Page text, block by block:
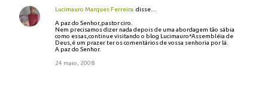
Lucimauro Marques Ferreira. disse…
A paz do Senhor,pastor ciro.
Nem precisamos dizer nada depois de uma abordagem tão sábia
como essas,continue visitando o blog Lucimauro*Assembléia de
Deus,é um prazer ter os comentários de vossa senhoria por lá.
A paz do Senhor.
24 maio, 2008